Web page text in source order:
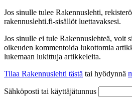
Jos sinulle tulee Rakennuslehti,
rakennuslehti.fi-sisällöt luettavaksesi.
Jos sinulle ei tule Rakennuslehteä, voit
oikeuden kommentoida lukottomia
lukemaan lukittuja artikkeleita.
Tilaa Rakennuslehti tästä tai hyödynnä
Sähköposti tai käyttäjätunnus